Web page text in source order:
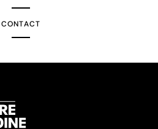
CONTACT